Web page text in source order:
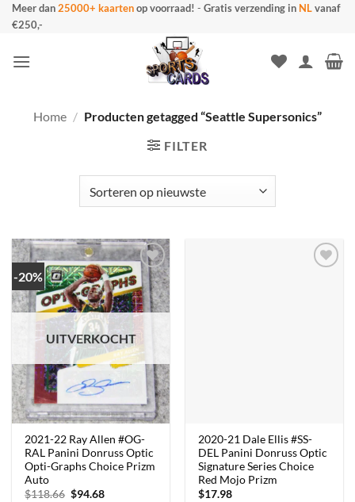
Ga
naar
Meer dan25000+ kaartenop voorraad! - Gratis verzending in NLvanaf
€250,-
Home / Producten getagged “Seattle Supersonics”
FILTER
-20%
UITVERKOCHT
2021-22 Ray Allen #OG-
RAL Panini Donruss Optic
Opti-Graphs Choice Prizm
Auto
$118.66 Oorspronkelijke
$94.68Huidige
2020-21 Dale Ellis #SS-
DEL Panini Donruss Optic
Signature Series Choice
Red Mojo Prizm
$17.98